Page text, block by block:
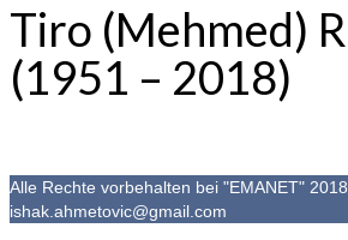
Tiro (Mehmed)
(1951 – 2018)
Alle Rechte vorbehalten bei "EMANET"
ishak.ahmetovic@gmail.com